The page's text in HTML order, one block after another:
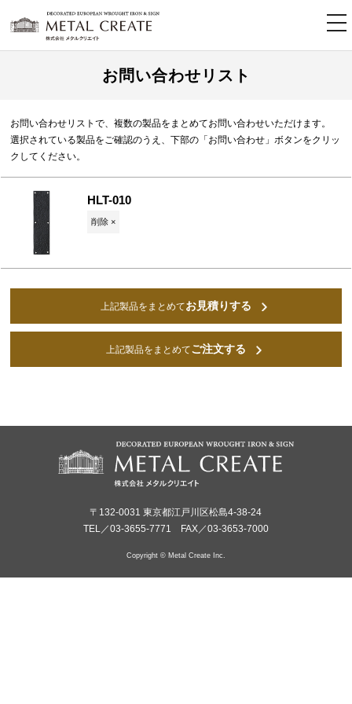
お問い合わせリスト
お問い合わせリストで、複数の製品をまとめてお問い合わせいただけます。
選択されている製品をご確認のうえ、下部の「お問い合わせ」ボタンをクリッ
クしてください。
HLT-010
削除 ×
上記製品をまとめてお見積りする
上記製品をまとめてご注文する
〒132-0031 東京都江戸川区松島4-38-24
TEL／03-3655-7771 FAX／03-3653-7000
Copyright © Metal Create Inc.